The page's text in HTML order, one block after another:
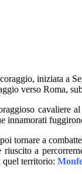
iniziata a
verso Roma,
cavaliere
innamorati
tornare a
riuscito a
quel territorio: